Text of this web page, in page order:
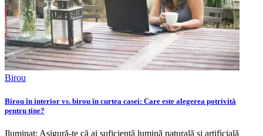
Birou
Birou în interior vs. birou în curtea casei: Care este alegerea potrivită
pentru tine?
Iluminat: Asigură-te că ai suficientă lumină naturală și artificială